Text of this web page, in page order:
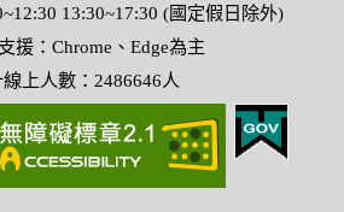
13:30~17:30 (國定假日除外)
援：Chrome、Edge為主
上人數：2486646人